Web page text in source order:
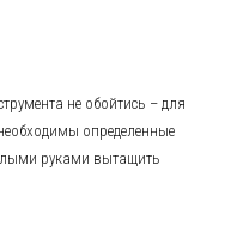
не обойтись – для
определенные
руками вытащить